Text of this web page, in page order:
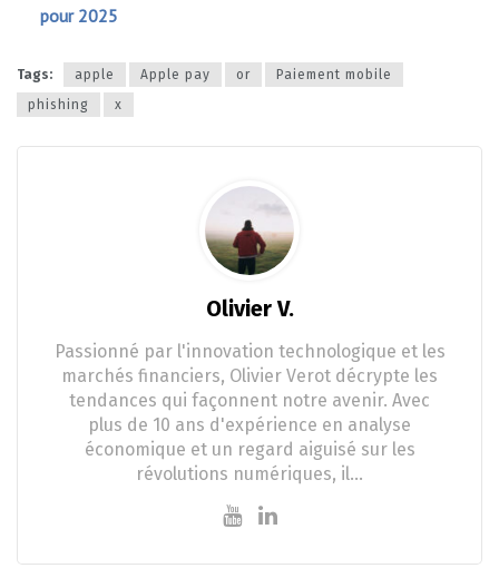
pour 2025
Tags: apple Apple pay or
Paiement mobile
phishing
x
Olivier V.
Passionné par l'innovation technologique et les
marchés financiers, Olivier Verot décrypte les
tendances qui façonnent notre avenir. Avec
plus de 10 ans d'expérience en analyse
économique et un regard aiguisé sur les
révolutions numériques, il…